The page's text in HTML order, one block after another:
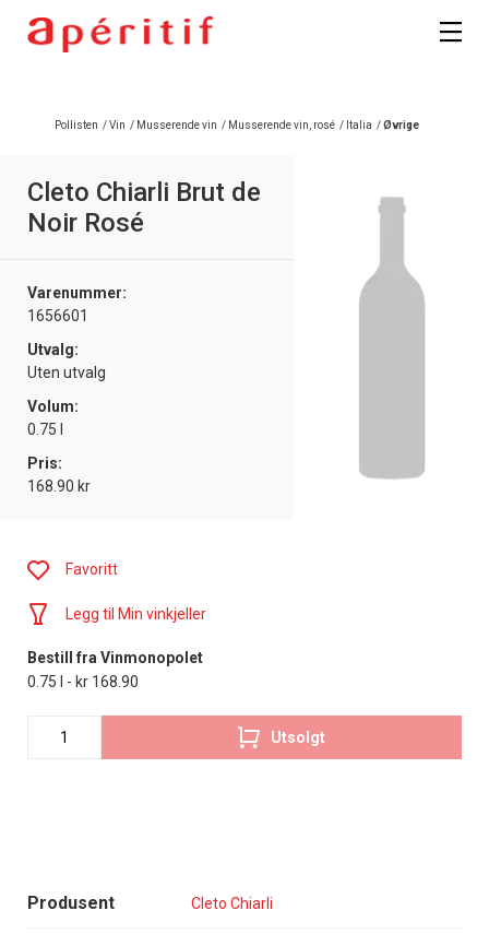
Pollisten /Vin / Musserende vin / Musserende vin, rosé / Italia /Øvrige
Cleto Chiarli Brut de
Noir Rosé
Varenummer:
1656601
Utvalg:
Uten utvalg
Volum:
0.75 l
Pris:
168.90 kr
Produsent Cleto Chiarli
Favoritt
Legg til Min vinkjeller
Bestill fra Vinmonopolet
0.75 l - kr 168.90
Utsolgt